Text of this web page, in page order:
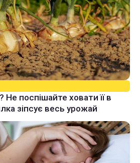
поспішайте ховати її в
зіпсує весь урожай